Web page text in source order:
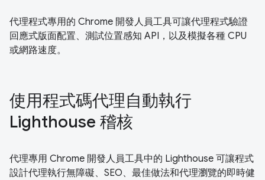
代理程式專用的 Chrome 開發人員工具可讓代理程式驗證
回應式版面配置、測試位置感知 API，以及模擬各種 CPU
或網路速度。
使用程式碼代理自動執行
Lighthouse 稽核
代理專用 Chrome 開發人員工具中的 Lighthouse 可讓程式
設計代理執行無障礙、SEO、最佳做法和代理瀏覽的即時健